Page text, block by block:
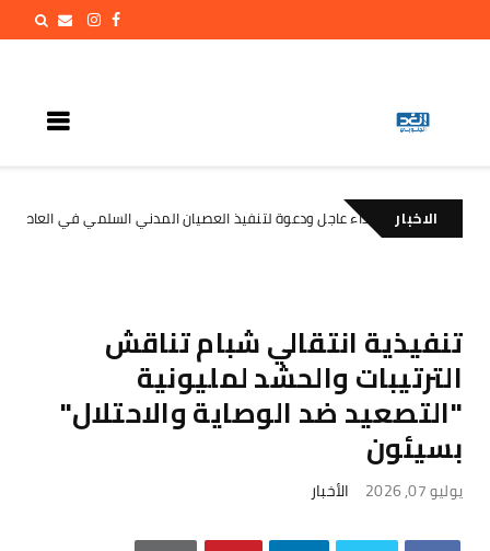
الاخبار
نداء عاجل ودعوة لتنفيذ العصيان المدني السلمي في العاصمة عدن
تنفيذية انتقالي شبام تناقش
الترتيبات والحشد لمليونية
"التصعيد ضد الوصاية والاحتلال"
بسيئون
يوليو 07, 2026 الأخبار